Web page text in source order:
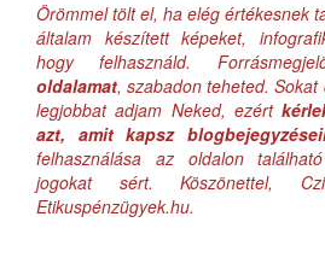
Örömmel tölt el, ha elég értékesnek
általam készített képeket,
hogy felhasználd.
oldalamat, szabadon teheted.
legjobbat adjam Neked, ezért
azt, amit kapsz
felhasználása az oldalon
jogokat sért. Köszönettel,
Etikuspénzügyek.hu.